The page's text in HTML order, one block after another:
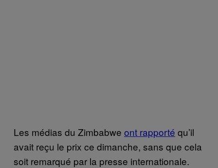
Les médias du Zimbabwe ont rapporté qu’il
avait reçu le prix ce dimanche, sans que cela
soit remarqué par la presse internationale.